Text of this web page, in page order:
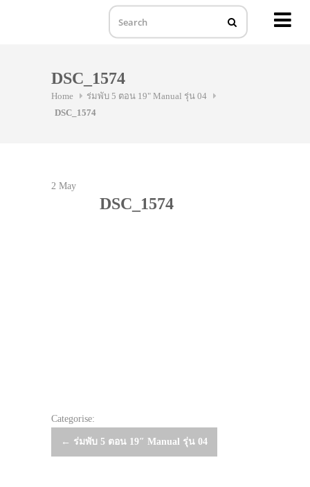
DSC_1574
Home
ร่มพับ 5 ตอน 19" Manual รุ่น 04
DSC_1574
2 May
DSC_1574
Categorise:
Post
← ร่มพับ 5 ตอน 19″ Manual รุ่น 04